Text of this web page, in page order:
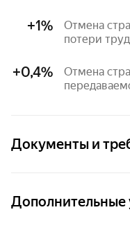
+1%
Отмена страхования жизни и риска
потери
+0,4%
Отмена страхования титула
Документы и
Подтверждение
Дополнительные